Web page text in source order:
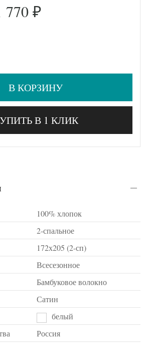
770 ₽
В КОРЗИНУ
В 1 КЛИК
100% хлопок
2-спальное
172х205 (2-сп)
Всесезонное
Бамбуковое волокно
Сатин
белый
Россия